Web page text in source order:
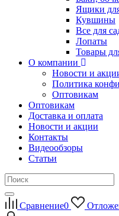
Ящики
Кувшины
Все для
Лопаты
Товары
О компании
Новости и
Политика
Оптовикам
Оптовикам
Доставка и оплата
Новости и акции
Контакты
Видеообзоры
Статьи
Сравнение0